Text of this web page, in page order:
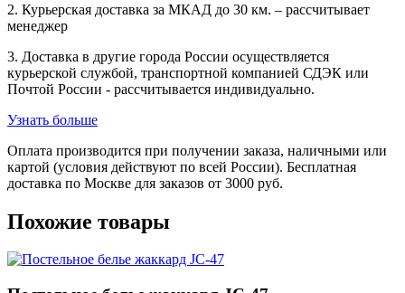
2. Курьерская доставка за МКАД до 30 км. – рассчитывает
менеджер
3. Доставка в другие города России осуществляется
курьерской службой, транспортной компанией СДЭК или
Почтой России - рассчитывается индивидуально.
Узнать больше
Оплата производится при получении заказа, наличными или
картой (условия действуют по всей России). Бесплатная
доставка по Москве для заказов от 3000 руб.
Похожие товары